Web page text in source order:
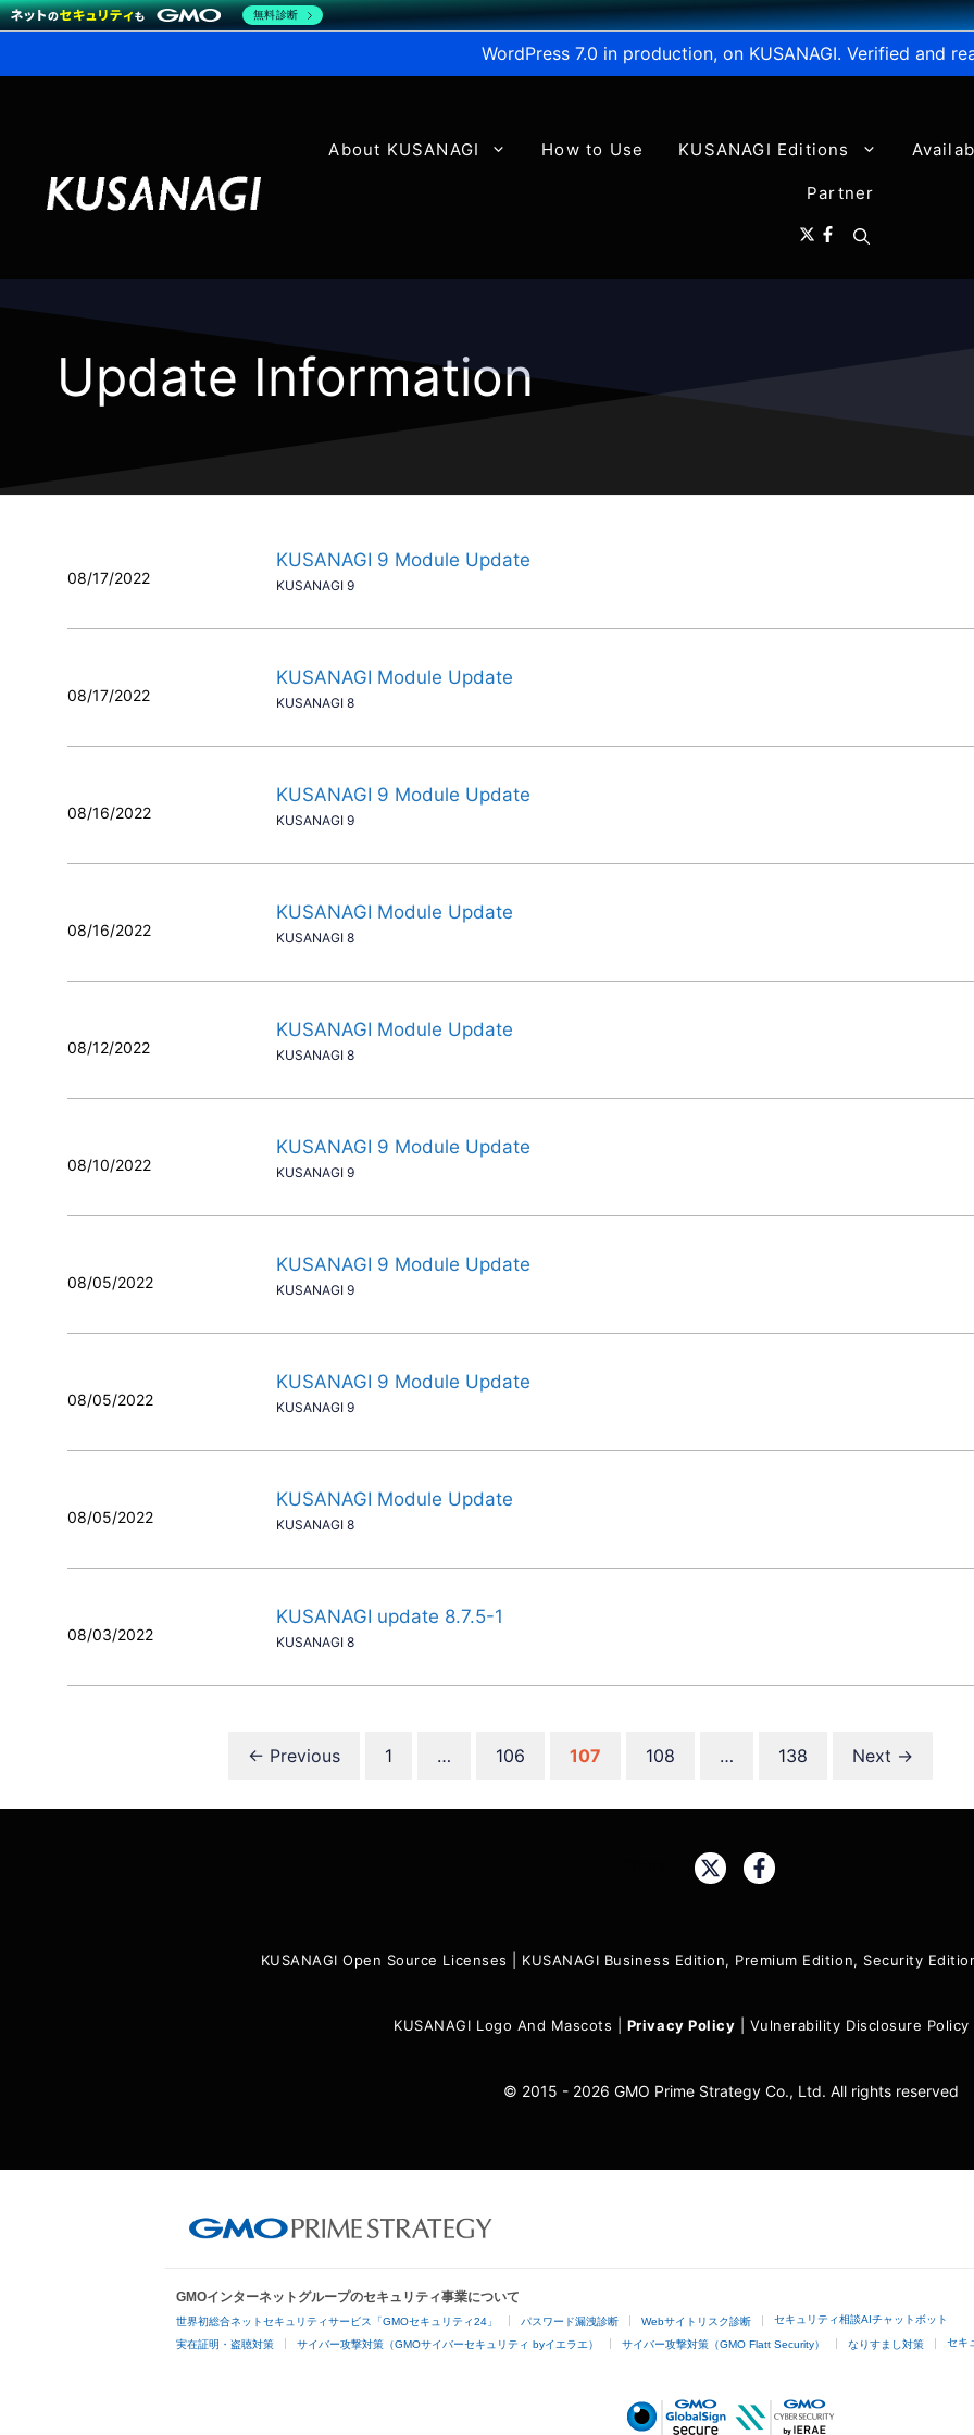
WordPress 7.0 in production, on KUSANAGI. Verified and
About KUSANAGI How to Use KUSANAGI Editions
Partner
Update Information
08/17/2022
KUSANAGI 9 Module Update
KUSANAGI 9
08/17/2022
KUSANAGI Module Update
KUSANAGI 8
08/16/2022
KUSANAGI 9 Module Update
KUSANAGI 9
08/16/2022
KUSANAGI Module Update
KUSANAGI 8
08/12/2022
KUSANAGI Module Update
KUSANAGI 8
08/10/2022
KUSANAGI 9 Module Update
KUSANAGI 9
08/05/2022
KUSANAGI 9 Module Update
KUSANAGI 9
08/05/2022
KUSANAGI 9 Module Update
KUSANAGI 9
08/05/2022
KUSANAGI Module Update
KUSANAGI 8
08/03/2022
KUSANAGI update 8.7.5-1
KUSANAGI 8
← Previous Page
1 … Page
106 Page
107 Page
108 … Page
138 Next →
KUSANAGI Open Source Licenses KUSANAGI Business Edition, Premium Edition, Security
KUSANAGI Logo And Mascots Privacy Policy Vulnerability Disclosure Policy
© 2015 - 2026 GMO Prime Strategy Co., Ltd. All rights reserved
GMOインターネットグループのセキュリティ事業について
世界初総合ネットセキュリティサービス「GMOセキュリティ24」 パスワード漏洩診断 Webサイトリスク診断 セキュリティ相談AIチャットボット
実在証明・盗聴対策 サイバー攻撃対策（GMOサイバーセキュリティ byイエラエ） サイバー攻撃対策（GMO Flatt Security） なりすまし対策 セキ
無料診断